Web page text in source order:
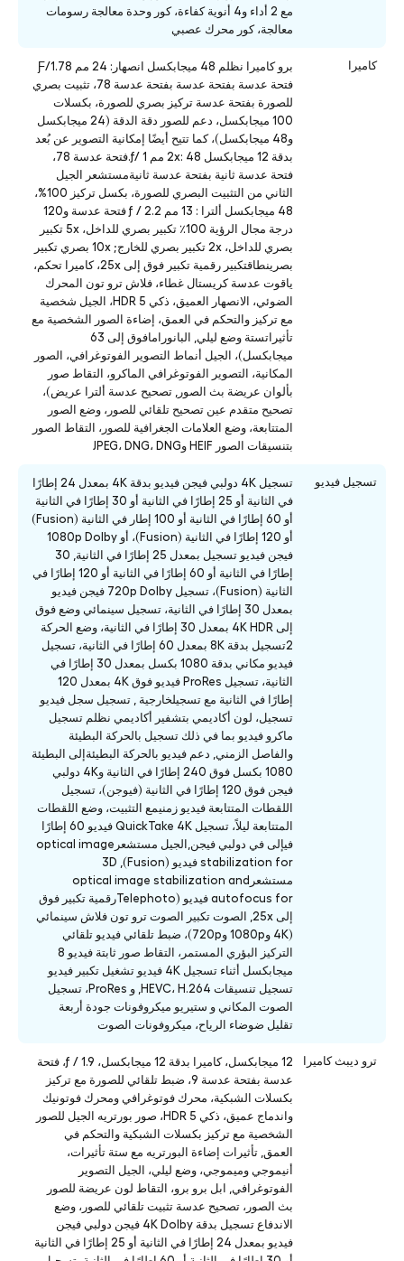
مع 2 أداء و4 أنوية كفاءة، كور وحدة معالجة رسومات
معالجة، كور محرك عصبي
كاميرا
برو كاميرا نظلم 48 ميجابكسل انصهار: 24 مم Ƒ/1.78
فتحة عدسة بفتحة عدسة بفتحة عدسة 78، تثبيت بصري
للصورة بفتحة عدسة تركيز بصري للصورة، بكسلات
100 ميجابكسل، دعم للصور دقة الدقة (24 ميجابكسل
و48 ميجابكسل)، كما تتيح أيضًا إمكانية التصوير عن بُعد
بدقة 12 ميجابكسل 2x: 48 مم ƒ/ 1.فتحة عدسة 78،
فتحة عدسة ثانية بفتحة عدسة ثانيةمستشعر الجيل
الثاني من التثبيت البصري للصورة، بكسل تركيز 100%،
48 ميجابكسل ألترا : 13 مم ƒ / 2.2 فتحة عدسة و120
درجة مجال الرؤية 100٪ تكبير بصري للداخل، 5x تكبير
بصري للداخل، 2x تكبير بصري للخارج; 10x بصري تكبير
بصرينطاقتكبير رقمية تكبير فوق إلى 25x، كاميرا تحكم،
ياقوت عدسة كريستال غطاء، فلاش ترو تون المحرك
الضوئي، الانصهار العميق، ذكي HDR 5، الجيل شخصية
مع تركيز والتحكم في العمق، إضاءة الصور الشخصية مع
تأثيراتستة وضع ليلي, البانورامافوق إلى 63
ميجابكسل)، الجيل أنماط التصوير الفوتوغرافي، الصور
المكانية، التصوير الفوتوغرافي الماكرو، التقاط صور
بألوان عريضة بث الصور, تصحيح عدسة ألترا عريض)،
تصحيح متقدم عين تصحيح تلقائي للصور، وضع الصور
المتتابعة، وضع العلامات الجغرافية للصور، التقاط الصور
بتنسيقات الصور HEIF وJPEG، DNG، DNG
تسجيل فيديو
تسجيل 4K دولبي فيجن فيديو بدقة 4K بمعدل 24 إطارًا
في الثانية أو 25 إطارًا في الثانية أو 30 إطارًا في الثانية
أو 60 إطارًا في الثانية أو 100 إطار في الثانية (Fusion)
أو 120 إطارًا في الثانية (Fusion)، أو 1080p Dolby
فيجن فيديو تسجيل بمعدل 25 إطارًا في الثانية, 30
إطارًا في الثانية أو 60 إطارًا في الثانية أو 120 إطارًا في
الثانية (Fusion)، تسجيل 720p Dolby فيجن فيديو
بمعدل 30 إطارًا في الثانية، تسجيل سينمائي وضع فوق
إلى 4K HDR بمعدل 30 إطارًا في الثانية، وضع الحركة
2تسجيل بدقة 8K بمعدل 60 إطارًا في الثانية، تسجيل
فيديو مكاني بدقة 1080 بكسل بمعدل 30 إطارًا في
الثانية، تسجيل ProRes فيديو فوق 4K بمعدل 120
إطارًا في الثانية مع تسجيلخارجية , تسجيل سجل فيديو
تسجيل، لون أكاديمي بتشفير أكاديمي نظلم تسجيل
ماكرو فيديو بما في ذلك تسجيل بالحركة البطيئة
والفاصل الزمني, دعم فيديو بالحركة البطيئةإلى البطيئة
1080 بكسل فوق 240 إطارًا في الثانية و4K دولبي
فيجن فوق 120 إطارًا في الثانية (فيوجن)، تسجيل
اللقطات المتتابعة فيديو زمنيمع التثبيت، وضع اللقطات
المتتابعة ليلاً، تسجيل QuickTake 4K فيديو 60 إطارًا
فيإلى في دولبي فيجن,الجيل مستشعرoptical image
stabilization for فيديو (Fusion), 3D
مستشعرoptical image stabilization and
autofocus for فيديو (Telephotoرقمية تكبير فوق
إلى 25x, الصوت تكبير الصوت ترو تون فلاش سينمائي
(4K و1080p و720p)، ضبط تلقائي فيديو تلقائي
التركيز البؤري المستمر، التقاط صور ثابتة فيديو 8
ميجابكسل أثناء تسجيل 4K فيديو تشغيل تكبير فيديو
تسجيل تنسيقات HEVC، H.264, و ProRes، تسجيل
الصوت المكاني و ستيريو ميكروفونات جودة أربعة
تقليل ضوضاء الرياح، ميكروفونات الصوت
ترو ديبث كاميرا
12 ميجابكسل، كاميرا بدقة 12 ميجابكسل، ƒ / 1.9، فتحة
عدسة بفتحة عدسة 9، ضبط تلقائي للصورة مع تركيز
بكسلات الشبكية، محرك فوتوغرافي ومحرك فوتونيك
واندماج عميق، ذكي HDR 5، صور بورتريه الجيل للصور
الشخصية مع تركيز بكسلات الشبكية والتحكم في
العمق, تأثيرات إضاءة البورتريه مع ستة تأثيرات،
أنيموجي وميموجي، وضع ليلي، الجيل التصوير
الفوتوغرافي, ابل برو برو، التقاط لون عريضة للصور
بث الصور، تصحيح عدسة تثبيت تلقائي للصور، وضع
الاندفاع تسجيل بدقة 4K Dolby فيجن دولبي فيجن
فيديو بمعدل 24 إطارًا في الثانية أو 25 إطارًا في الثانية